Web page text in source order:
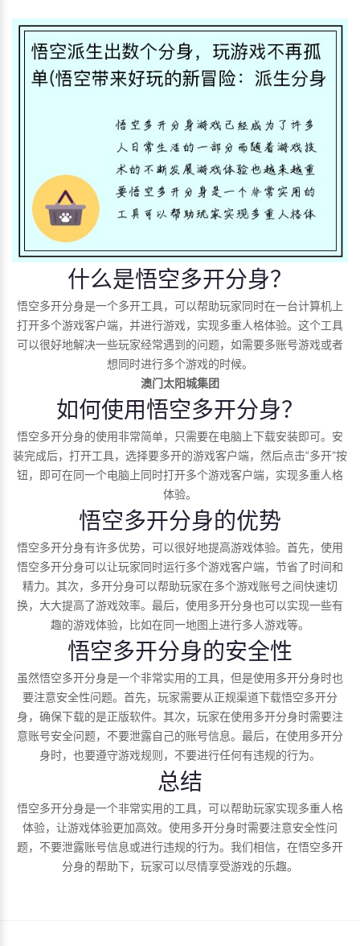
什么是悟空多开分身？
悟空多开分身是一个多开工具，可以帮助玩家同时在一台计算机上
打开多个游戏客户端，并进行游戏，实现多重人格体验。这个工具
可以很好地解决一些玩家经常遇到的问题，如需要多账号游戏或者
想同时进行多个游戏的时候。
澳门太阳城集团
如何使用悟空多开分身？
悟空多开分身的使用非常简单，只需要在电脑上下载安装即可。安
装完成后，打开工具，选择要多开的游戏客户端，然后点击“多开”按
钮，即可在同一个电脑上同时打开多个游戏客户端，实现多重人格
体验。
悟空多开分身的优势
悟空多开分身有许多优势，可以很好地提高游戏体验。首先，使用
悟空多开分身可以让玩家同时运行多个游戏客户端，节省了时间和
精力。其次，多开分身可以帮助玩家在多个游戏账号之间快速切
换，大大提高了游戏效率。最后，使用多开分身也可以实现一些有
趣的游戏体验，比如在同一地图上进行多人游戏等。
悟空多开分身的安全性
虽然悟空多开分身是一个非常实用的工具，但是使用多开分身时也
要注意安全性问题。首先，玩家需要从正规渠道下载悟空多开分
身，确保下载的是正版软件。其次，玩家在使用多开分身时需要注
意账号安全问题，不要泄露自己的账号信息。最后，在使用多开分
身时，也要遵守游戏规则，不要进行任何有违规的行为。
总结
悟空多开分身是一个非常实用的工具，可以帮助玩家实现多重人格
体验，让游戏体验更加高效。使用多开分身时需要注意安全性问
题，不要泄露账号信息或进行违规的行为。我们相信，在悟空多开
分身的帮助下，玩家可以尽情享受游戏的乐趣。